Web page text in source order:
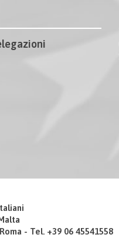
- Tel. +39 06 45541558